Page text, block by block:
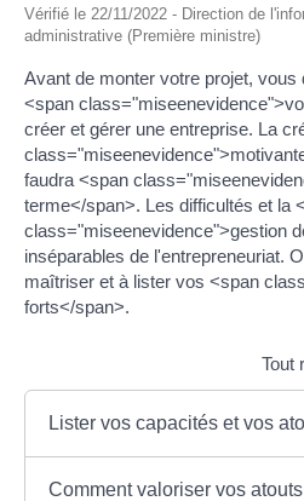
Vérifié le 22/11/2022 - Direction de
administrative (Première ministre)
Avant de monter votre projet, vous
<span
créer et gérer une entreprise. La
faudra <span
terme</span>. Les difficultés et la
class="miseenevidence">gestion
inséparables de l'entrepreneuriat.
maîtriser et à lister vos <span
forts</span>.
Tout
Lister vos capacités et vos
Comment valoriser vos